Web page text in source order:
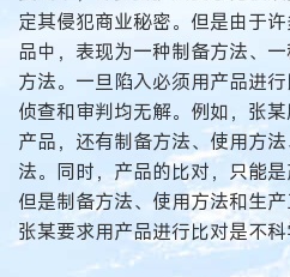
定其侵犯商业秘密。但是由于
品中，表现为一种制备方法、
方法。一旦陷入必须用产品进
侦查和审判均无解。例如，张
产品，还有制备方法、使用方
法。同时，产品的比对，只能是
但是制备方法、使用方法和生
张某要求用产品进行比对是不